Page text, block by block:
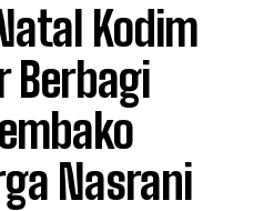
Kodim
Berbagi
Nasrani